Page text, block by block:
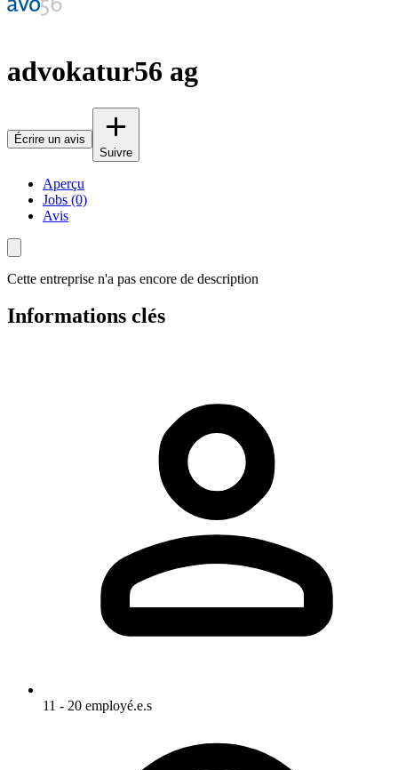
advokatur56 ag
Écrire un avis
Suivre
Aperçu
Jobs (0)
Avis
Cette entreprise n'a pas encore de description
Informations clés
11 - 20 employé.e.s